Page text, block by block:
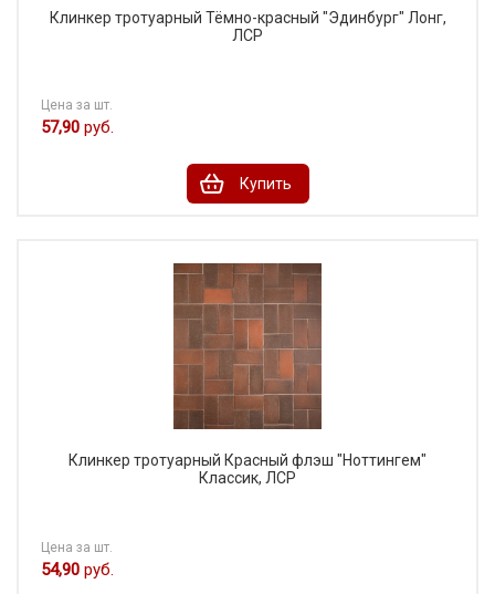
Клинкер тротуарный Тёмно-красный "Эдинбург" Лонг,
ЛСР
Цена за шт.
57,90 руб.
Купить
Клинкер тротуарный Красный флэш "Ноттингем"
Классик, ЛСР
Цена за шт.
54,90 руб.